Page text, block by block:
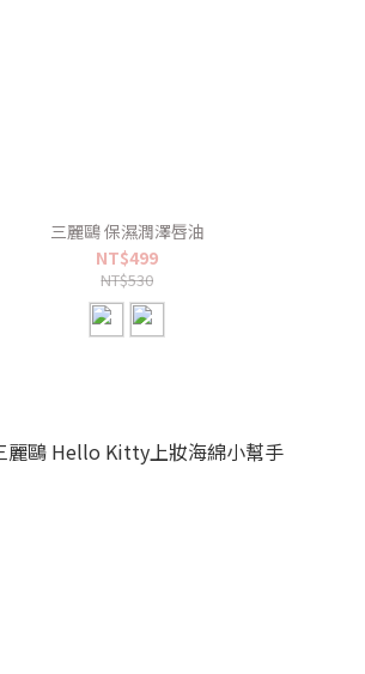
三麗鷗 保濕潤澤唇油
NT$499
NT$530